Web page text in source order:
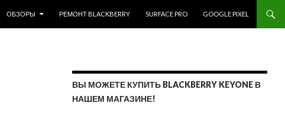
ОБЗОРЫ РЕМОНТ BLACKBERRY SURFACE PRO GOOGLE PIXEL
ВЫ МОЖЕТЕ КУПИТЬ BLACKBERRY KEYONE В
НАШЕМ МАГАЗИНЕ!